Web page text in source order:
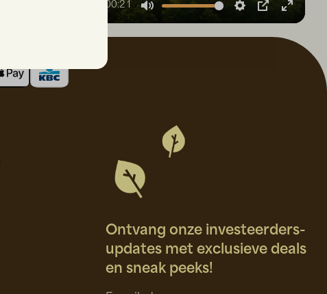
00:21
Mute Settings
PIP Enter
Ontvang onze investeerders-
updates met exclusieve deals
en sneak peeks!